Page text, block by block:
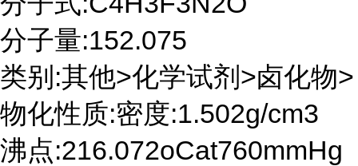
分子量:152.075
类别:其他>化学试剂>卤化物>
物化性质:密度:1.502g/cm3
沸点:216.072oCat760mmHg